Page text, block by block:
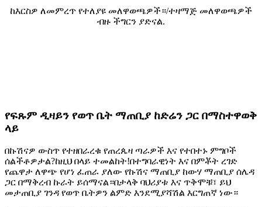
ከእርስዎ ለመምረጥ የተለያዩ መለዋወጫዎች።/ተዛማጅ መለዋወጫዎች
ብዙ ችግርን ያድናል.
የፍጹም ዲዛይን የወጥ ቤት ማጠቢያ ከድሬን ጋር በማስተዋወቅ
ላይ
በኩሽናዎ ውስጥ የተዘበራረቁ የጠረጴዛ ጣራዎች እና የተበተኑ ምግቦች
ሰልችቶዎታል?ከዚህ በላይ ተመልከት!በተግባራዊነት እና በምቾት ረገድ
የጨዋታ ለዋጭ የሆነ ፈጠራ ያለው የኩሽና ማጠቢያ ከውሃ ማጠቢያ ሰሌዳ
ጋር በማቅረብ ኩራት ይሰማናል።በታላቅ ባህሪያቱ እና ጥቅሞቹ፣ ይህ
መታጠቢያ ገንዳ የወጥ ቤትዎን ልምድ እንደሚያሻሽል እርግጠኛ ነው።